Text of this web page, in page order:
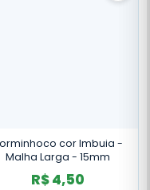
cor Imbuia -
Malha Larga - 15mm
R$ 4,50